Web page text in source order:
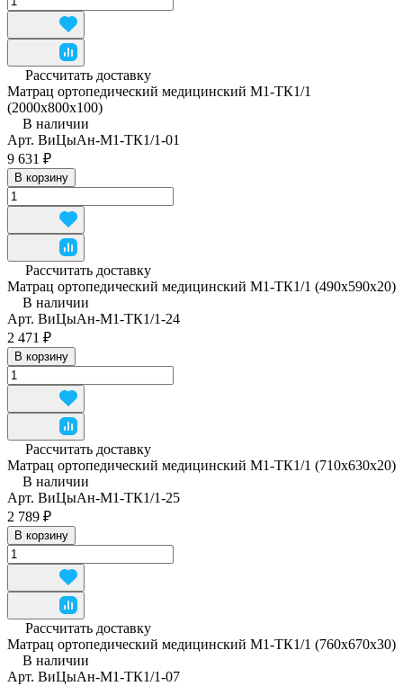
Рассчитать доставку
Матрац ортопедический медицинский М1-ТК1/1
(2000х800х100)
В наличии
Арт. ВиЦыАн-М1-ТК1/1-01
9 631 ₽
В корзину
Рассчитать доставку
Матрац ортопедический медицинский М1-ТК1/1 (490x590x20)
В наличии
Арт. ВиЦыАн-М1-ТК1/1-24
2 471 ₽
В корзину
Рассчитать доставку
Матрац ортопедический медицинский М1-ТК1/1 (710x630x20)
В наличии
Арт. ВиЦыАн-М1-ТК1/1-25
2 789 ₽
В корзину
Рассчитать доставку
Матрац ортопедический медицинский М1-ТК1/1 (760x670x30)
В наличии
Арт. ВиЦыАн-М1-ТК1/1-07